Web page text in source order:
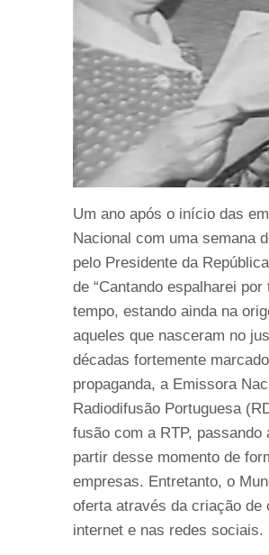
Um ano após o início das
Nacional com uma semana
pelo Presidente da
de “Cantando espalharei
tempo, estando ainda na
aqueles que nasceram no
décadas fortemente
propaganda, a Emissora
Radiodifusão Portuguesa
fusão com a RTP,
partir desse momento de
empresas. Entretanto, o
oferta através da criação
internet e nas redes sociais.